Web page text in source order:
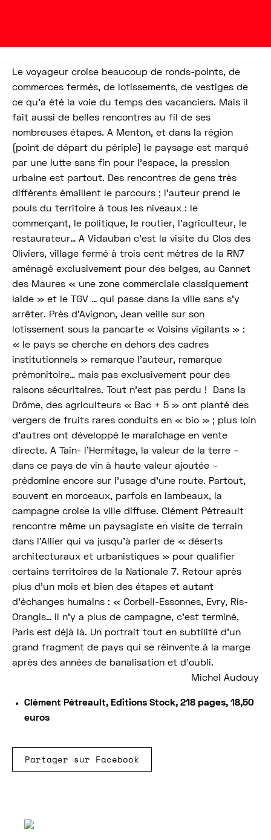
Le voyageur croise beaucoup de ronds-points, de
commerces fermés, de lotissements, de vestiges de
ce qu’a été la voie du temps des vacanciers. Mais il
fait aussi de belles rencontres au fil de ses
nombreuses étapes. A Menton, et dans la région
(point de départ du périple) le paysage est marqué
par une lutte sans fin pour l’espace, la pression
urbaine est partout. Des rencontres de gens très
différents émaillent le parcours ; l’auteur prend le
pouls du territoire à tous les niveaux : le
commerçant, le politique, le routier, l’agriculteur, le
restaurateur… A Vidauban c’est la visite du Clos des
Oliviers, village fermé à trois cent mètres de la RN7
aménagé exclusivement pour des belges, au Cannet
des Maures « une zone commerciale classiquement
laide » et le TGV … qui passe dans la ville sans s’y
arrêter. Près d’Avignon, Jean veille sur son
lotissement sous la pancarte « Voisins vigilants » :
« le pays se cherche en dehors des cadres
institutionnels » remarque l’auteur, remarque
prémonitoire… mais pas exclusivement pour des
raisons sécuritaires. Tout n’est pas perdu ! Dans la
Drôme, des agriculteurs « Bac + 5 » ont planté des
vergers de fruits rares conduits en « bio » ; plus loin
d’autres ont développé le maraîchage en vente
directe. A Tain- l’Hermitage, la valeur de la terre –
dans ce pays de vin à haute valeur ajoutée –
prédomine encore sur l’usage d’une route. Partout,
souvent en morceaux, parfois en lambeaux, la
campagne croise la ville diffuse. Clément Pétreault
rencontre même un paysagiste en visite de terrain
dans l’Allier qui va jusqu’à parler de « déserts
architecturaux et urbanistiques » pour qualifier
certains territoires de la Nationale 7. Retour après
plus d’un mois et bien des étapes et autant
d’échanges humains : « Corbeil-Essonnes, Evry, Ris-
Orangis… il n’y a plus de campagne, c’est terminé,
Paris est déjà là. Un portrait tout en subtilité d’un
grand fragment de pays qui se réinvente à la marge
après des années de banalisation et d’oubli.
Michel Audouy
Clément Pétreault, Editions Stock, 218 pages, 18,50
euros
Partager sur Facebook